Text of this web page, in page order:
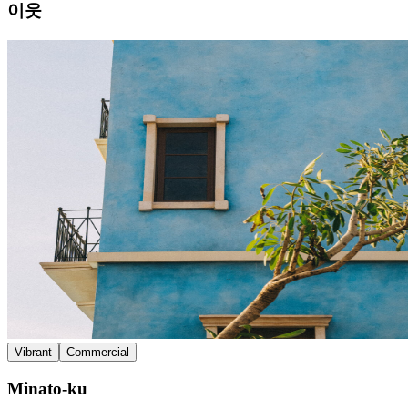
이웃
Vibrant Commercial
Minato-ku